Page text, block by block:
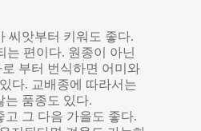
씨앗부터 키워도 좋다.
는 편이다. 원종이 아닌
부터 번식하면 어미와
다. 교배종에 따라서는
는 품종도 있다.
고 그 다음 가을도 좋다.